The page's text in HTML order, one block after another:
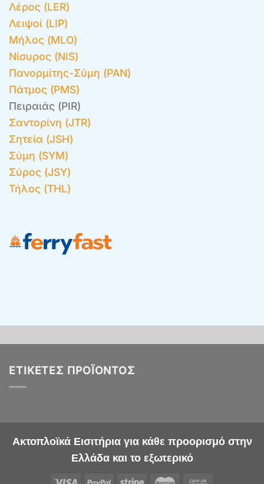
Λέρος (LER)
Λειψοί (LIP)
Μήλος (MLO)
Νίσυρος (NIS)
Πανορμίτης-Σύμη (PAN)
Πάτμος (PMS)
Πειραιάς (PIR)
Σαντορίνη (JTR)
Σητεία (JSH)
Σύμη (SYM)
Σύρος (JSY)
Τήλος (THL)
ΕΤΙΚΈΤΕΣ ΠΡΟΪΌΝΤΟΣ
Ακτοπλοϊκά Εισιτήρια για κάθε προορισμό στην
Ελλάδα και το εξωτερικό